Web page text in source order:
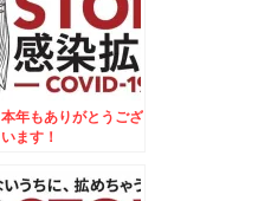
本年もありがとうござ
います！